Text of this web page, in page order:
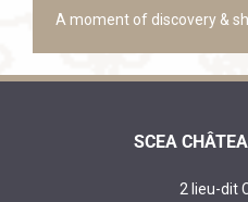
A moment of discovery &
SCEA
2 lieu-dit